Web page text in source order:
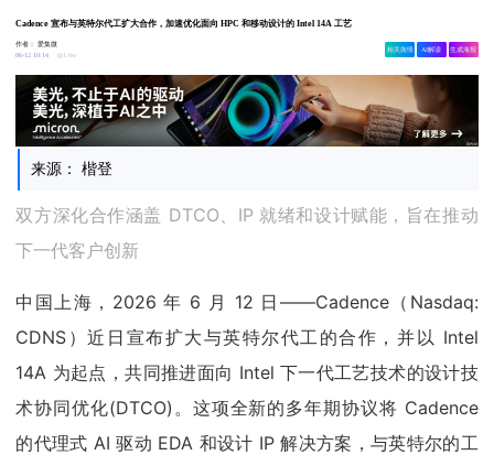
Cadence 宣布与英特尔代工扩大合作，加速优化面向 HPC 和移动设计的 Intel 14A 工艺
作者：爱集微
06-12 10:14
1.6w
相关舆情 AI解读 生成海报
来源： 楷登
双方深化合作涵盖 DTCO、IP 就绪和设计赋能，旨在推动
下一代客户创新
中国上海，2026 年 6 月 12 日——Cadence（Nasdaq:
CDNS）近日宣布扩大与英特尔代工的合作，并以 Intel
14A 为起点，共同推进面向 Intel 下一代工艺技术的设计技
术协同优化(DTCO)。这项全新的多年期协议将 Cadence
的代理式 AI 驱动 EDA 和设计 IP 解决方案，与英特尔的工